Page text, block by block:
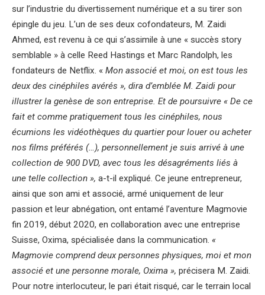
sur l’industrie du divertissement numérique et a su tirer son
épingle du jeu. L’un de ses deux cofondateurs, M. Zaidi
Ahmed, est revenu à ce qui s’assimile à une « succès story
semblable » à celle Reed Hastings et Marc Randolph, les
fondateurs de Netflix. « Mon associé et moi, on est tous les
deux des cinéphiles avérés », dira d’emblée M. Zaidi pour
illustrer la genèse de son entreprise. Et de poursuivre « De ce
fait et comme pratiquement tous les cinéphiles, nous
écumions les vidéothèques du quartier pour louer ou acheter
nos films préférés (…), personnellement je suis arrivé à une
collection de 900 DVD, avec tous les désagréments liés à
une telle collection », a-t-il expliqué. Ce jeune entrepreneur,
ainsi que son ami et associé, armé uniquement de leur
passion et leur abnégation, ont entamé l’aventure Magmovie
fin 2019, début 2020, en collaboration avec une entreprise
Suisse, Oxima, spécialisée dans la communication. «
Magmovie comprend deux personnes physiques, moi et mon
associé et une personne morale, Oxima », précisera M. Zaidi.
Pour notre interlocuteur, le pari était risqué, car le terrain local